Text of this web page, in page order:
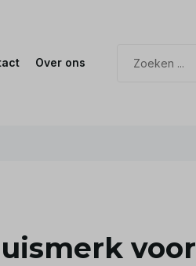
Over ons
voor